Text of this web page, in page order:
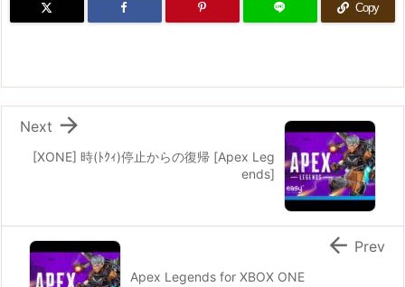
Copy
[XONE] 時(ﾄｸｨ)停止からの復帰 [Apex Leg
ends]

Next
Apex Legends for XBOX ONE
 Prev